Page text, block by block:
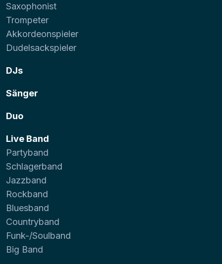
Saxophonist
Trompeter
Akkordeonspieler
Dudelsackspieler
DJs
Sänger
Duo
Live Band
Partyband
Schlagerband
Jazzband
Rockband
Bluesband
Countryband
Funk-/Soulband
Big Band